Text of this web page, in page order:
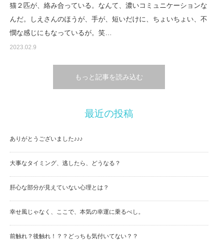
猫２匹が、絡み合っている。なんて、濃いコミュニケーションな
んだ。しえさんのほうが、手が、短いだけに、ちょいちょい、不
憫な感じにもなっているが。笑…
2023.02.9
もっと記事を読み込む
最近の投稿
ありがとうございました♪♪♪
大事なタイミング、逃したら、どうなる？
肝心な部分が見えていない心理とは？
幸せ風じゃなく、ここで、本気の幸運に乗るべし。
前触れ？後触れ！？？どっちも気付いてない？？